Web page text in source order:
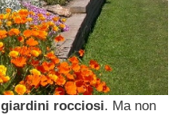
giardini rocciosi. Ma non